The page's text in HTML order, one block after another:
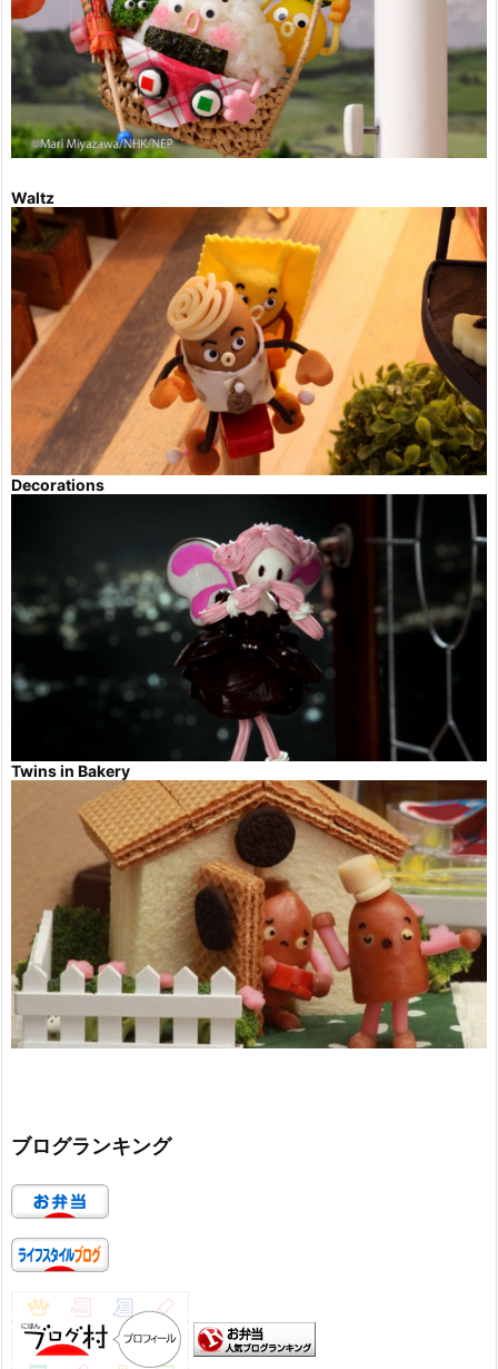
Waltz
Decorations
Twins in Bakery
ブログランキング